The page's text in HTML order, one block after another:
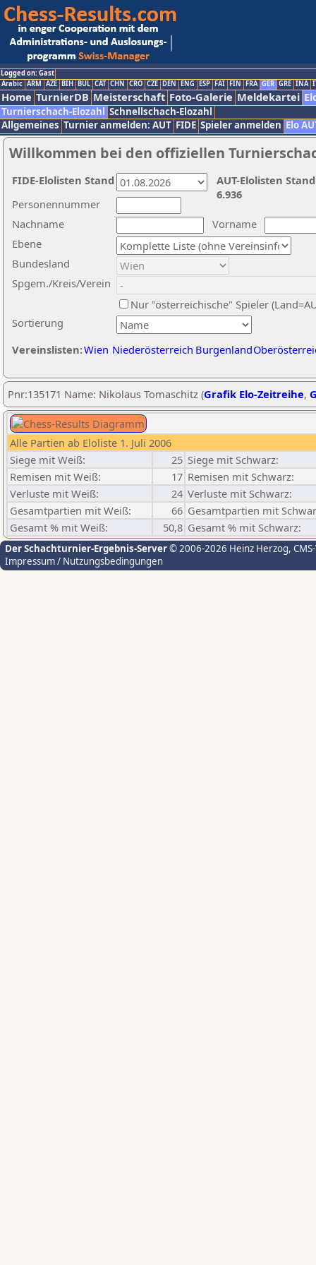
Logged on: Gast
Arabic ARM AZE BIH BUL CAT CHN CRO CZE DEN ENG ESP FAI FIN FRA GER GRE INA
Home TurnierDB Meisterschaft Foto-Galerie Meldekartei
Turnierschach-Elozahl Schnellschach-Elozahl
Allgemeines Turnier anmelden: AUT FIDE Spieler anmelden Elo
Willkommen bei den offiziellen
Nachname
Vorname
Ebene
Sortierung
Personennummer
Bundesland
Spgem./Kreis/Verein
Nur "österreichische" Spieler
Vereinslisten:Wien Niederösterreich Burgenland
AUT-Elolisten
6.936
FIDE-Elolisten Stand
Pnr:135171 Name: Nikolaus Tomaschitz (Grafik Elo-Zeitreihe,
Alle Partien ab Eloliste 1. Juli 2006
Siege mit Weiß:
25 Siege mit Schwarz:
Remisen mit Weiß:
17 Remisen mit Schwarz:
Verluste mit Weiß:
24 Verluste mit Schwarz:
Gesamtpartien mit Weiß:
66 Gesamtpartien mit
Gesamt % mit Weiß:
50,8 Gesamt % mit Schwarz:
Der Schachturnier-Ergebnis-Server© 2006-2026 Heinz Herzog,
Impressum / Nutzungsbedingungen